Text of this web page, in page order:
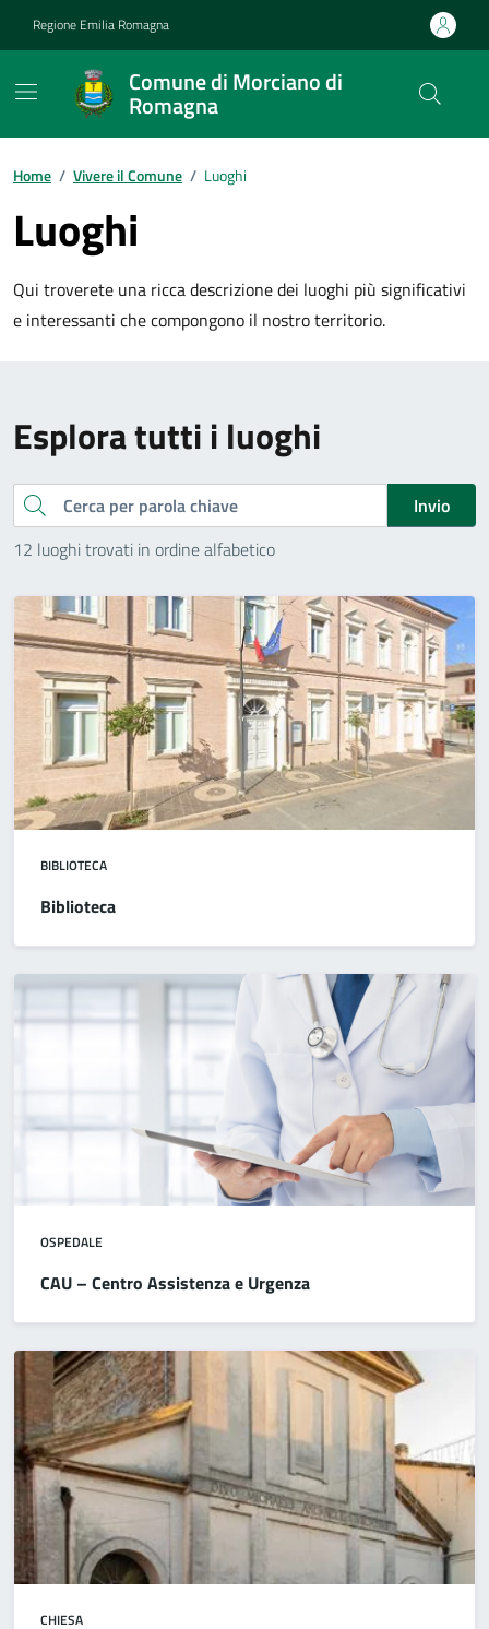
Regione Emilia Romagna
Comune di Morciano di
Romagna
Contenuti in evidenza
Home / Vivere il Comune / Luoghi
Luoghi
Qui troverete una ricca descrizione dei luoghi più significativi
e interessanti che compongono il nostro territorio.
Esplora tutti i luoghi
Cerca
Invio
12 luoghi trovati in ordine alfabetico
BIBLIOTECA
Biblioteca
OSPEDALE
CAU – Centro Assistenza e Urgenza
CHIESA